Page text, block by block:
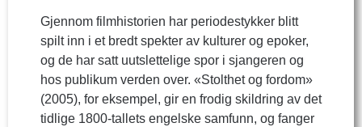
Gjennom filmhistorien har periodestykker blitt
spilt inn i et bredt spekter av kulturer og epoker,
og de har satt uutslettelige spor i sjangeren og
hos publikum verden over. «Stolthet og fordom»
(2005), for eksempel, gir en frodig skildring av det
tidlige 1800-tallets engelske samfunn, og fanger